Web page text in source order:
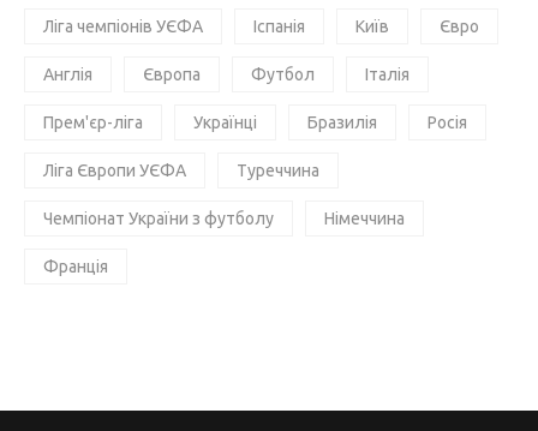
Ліга чемпіонів УЄФА Іспанія Київ Євро
Англія Європа Футбол Італія
Прем'єр-ліга Українці Бразилія Росія
Ліга Європи УЄФА Туреччина
Чемпіонат України з футболу Німеччина
Франція